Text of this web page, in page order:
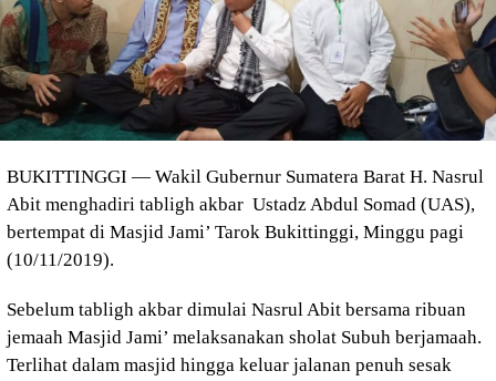
BUKITTINGGI — Wakil Gubernur Sumatera Barat H. Nasrul
Abit menghadiri tabligh akbar Ustadz Abdul Somad (UAS),
bertempat di Masjid Jami’ Tarok Bukittinggi, Minggu pagi
(10/11/2019).
Sebelum tabligh akbar dimulai Nasrul Abit bersama ribuan
jemaah Masjid Jami’ melaksanakan sholat Subuh berjamaah.
Terlihat dalam masjid hingga keluar jalanan penuh sesak